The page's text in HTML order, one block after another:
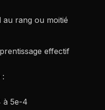
au rang ou moitié
effectif
:
à 5e-4